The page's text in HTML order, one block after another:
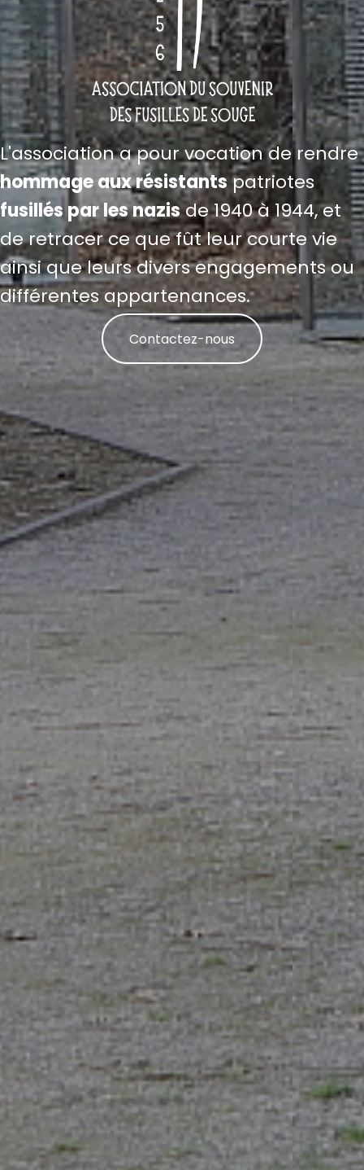
L'association a pour vocation de rendre
hommage aux résistantspatriotes
fusillés par les nazisde 1940 à 1944, et
de retracer ce que fût leur courte vie
ainsi que leurs divers engagements ou
différentes appartenances.
Contactez-nous